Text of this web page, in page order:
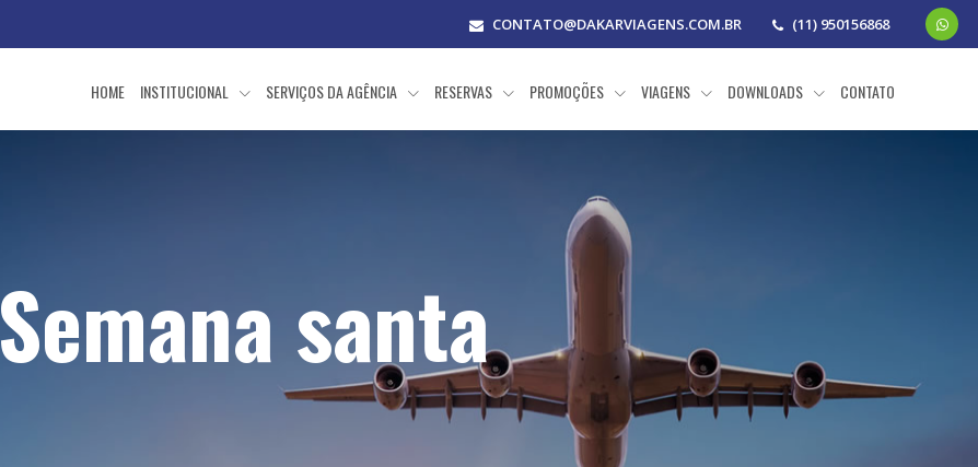
CONTATO@DAKARVIAGENS.COM.BR (11) 950156868
HOME INSTITUCIONAL SERVIÇOS DA AGÊNCIA RESERVAS PROMOÇÕES VIAGENS DOWNLOADS CONTATO
Semana santa